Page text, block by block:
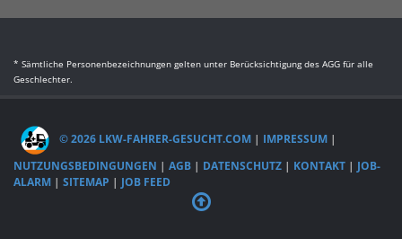
* Sämtliche Personenbezeichnungen gelten unter Berücksichtigung des AGG für alle
Geschlechter.
© 2026 LKW-FAHRER-GESUCHT.COM | IMPRESSUM |
NUTZUNGSBEDINGUNGEN | AGB | DATENSCHUTZ | KONTAKT | JOB-
ALARM | SITEMAP | JOB FEED